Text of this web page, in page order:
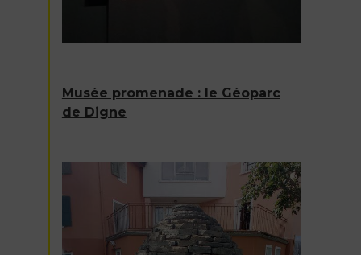
Musée promenade : le Géoparc
de Digne